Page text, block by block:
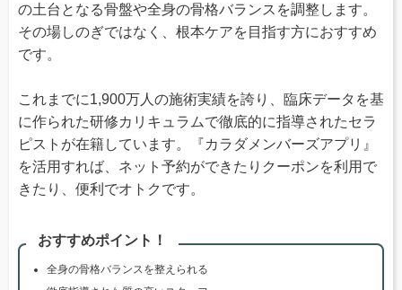
の土台となる骨盤や全身の骨格バランスを調整します。
その場しのぎではなく、根本ケアを目指す方におすすめ
です。
これまでに1,900万人の施術実績を誇り、臨床データを基
に作られた研修カリキュラムで徹底的に指導されたセラ
ピストが在籍しています。『カラダメンバーズアプリ』
を活用すれば、ネット予約ができたりクーポンを利用で
きたり、便利でオトクです。
おすすめポイント！
全身の骨格バランスを整えられる